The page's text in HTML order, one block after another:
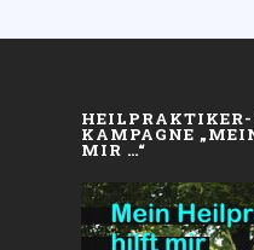
HEILPRAKTIKER-
KAMPAGNE
MIR …“